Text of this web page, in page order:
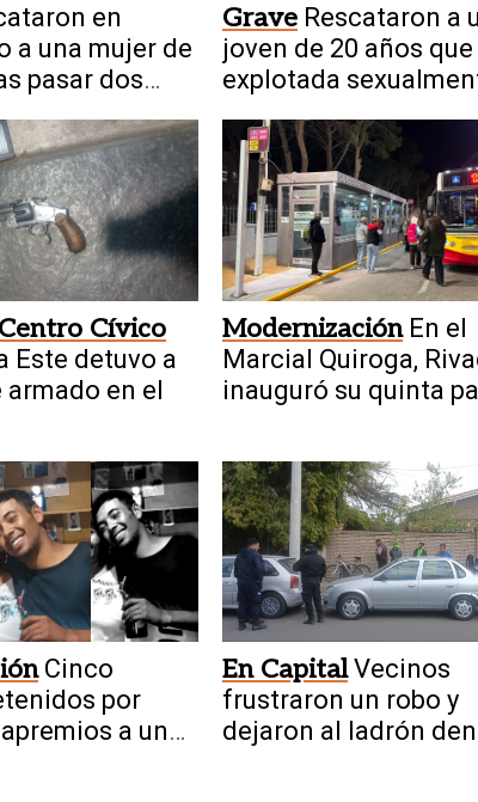
en
a una mujer de
pasar dos
Grave Rescataron a
joven de 20 años
explotada
Cívico
Este detuvo a
armado en el
Modernización En el
Marcial Quiroga,
inauguró su quinta
Cinco
por
a un
En Capital Vecinos
frustraron un robo y
dejaron al ladrón